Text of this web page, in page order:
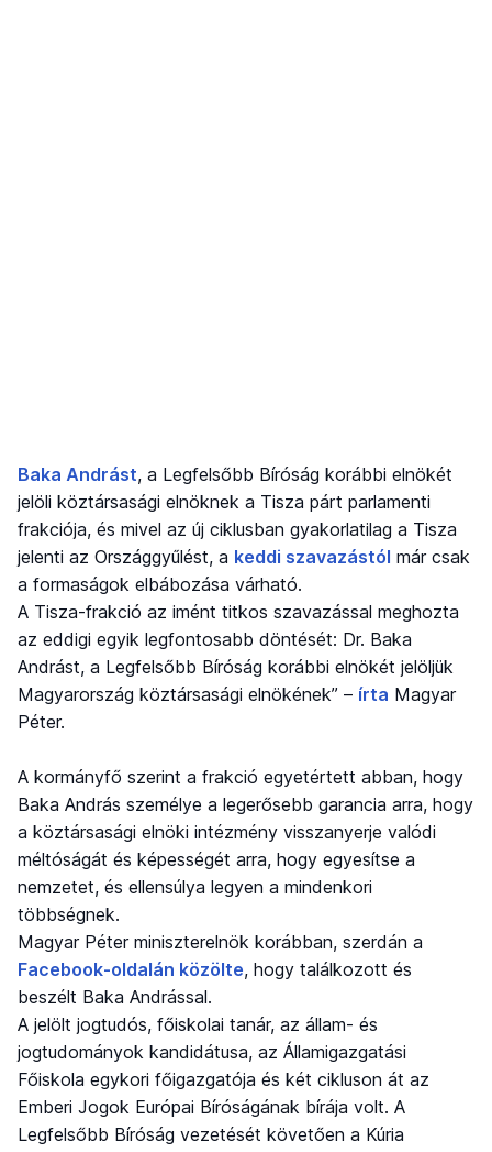
Baka Andrást, a Legfelsőbb Bíróság korábbi elnökét
jelöli köztársasági elnöknek a Tisza párt parlamenti
frakciója, és mivel az új ciklusban gyakorlatilag a Tisza
jelenti az Országgyűlést, a keddi szavazástól már csak
a formaságok elbábozása várható.
A Tisza-frakció az imént titkos szavazással meghozta
az eddigi egyik legfontosabb döntését: Dr. Baka
Andrást, a Legfelsőbb Bíróság korábbi elnökét jelöljük
Magyarország köztársasági elnökének” – írta Magyar
Péter.
A kormányfő szerint a frakció egyetértett abban, hogy
Baka András személye a legerősebb garancia arra, hogy
a köztársasági elnöki intézmény visszanyerje valódi
méltóságát és képességét arra, hogy egyesítse a
nemzetet, és ellensúlya legyen a mindenkori
többségnek.
Magyar Péter miniszterelnök korábban, szerdán a
Facebook-oldalán közölte, hogy találkozott és
beszélt Baka Andrással.
A jelölt jogtudós, főiskolai tanár, az állam- és
jogtudományok kandidátusa, az Államigazgatási
Főiskola egykori főigazgatója és két cikluson át az
Emberi Jogok Európai Bíróságának bírája volt. A
Legfelsőbb Bíróság vezetését követően a Kúria